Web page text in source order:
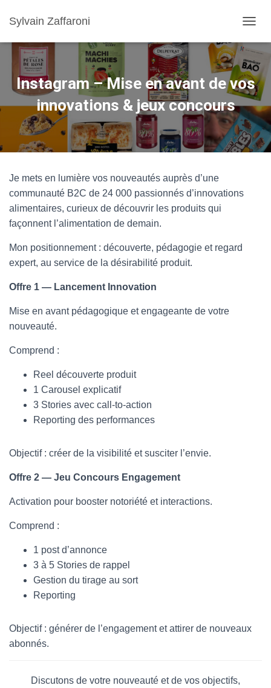
Sylvain Zaffaroni
Instagram – Mise en avant de vos
innovations & jeux concours
Je mets en lumière vos nouveautés auprès d’une
communauté B2C de 24 000 passionnés d’innovations
alimentaires, curieux de découvrir les produits qui
façonnent l’alimentation de demain.
Mon positionnement : découverte, pédagogie et regard
expert, au service de la désirabilité produit.
Offre 1 — Lancement Innovation
Mise en avant pédagogique et engageante de votre
nouveauté.
Comprend :
Reel découverte produit
1 Carousel explicatif
3 Stories avec call-to-action
Reporting des performances
Objectif : créer de la visibilité et susciter l’envie.
Offre 2 — Jeu Concours Engagement
Activation pour booster notoriété et interactions.
Comprend :
1 post d’annonce
3 à 5 Stories de rappel
Gestion du tirage au sort
Reporting
Objectif : générer de l’engagement et attirer de nouveaux
abonnés.
Discutons de votre nouveauté et de vos objectifs,